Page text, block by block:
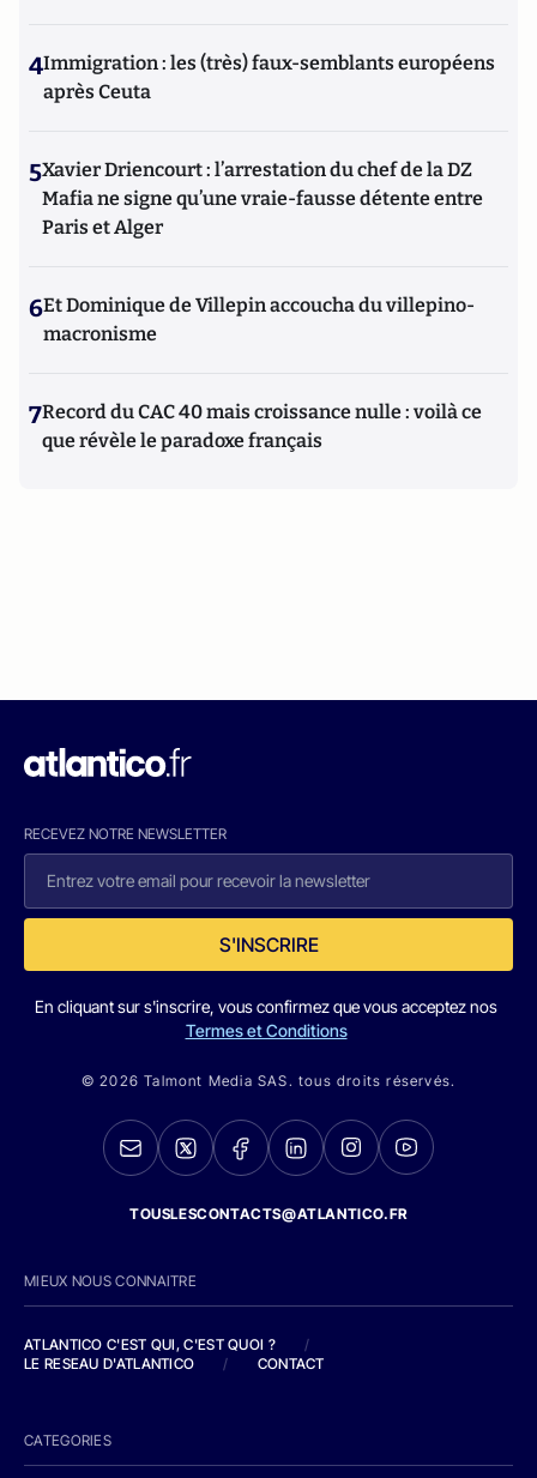
4Immigration : les (très) faux-semblants européens
après Ceuta
5Xavier Driencourt : l’arrestation du chef de la DZ
Mafia ne signe qu’une vraie-fausse détente entre
Paris et Alger
6Et Dominique de Villepin accoucha du villepino-
macronisme
7Record du CAC 40 mais croissance nulle : voilà ce
que révèle le paradoxe français
RECEVEZ NOTRE NEWSLETTER
S'INSCRIRE
En cliquant sur s'inscrire, vous confirmez que vous acceptez nos
Termes et Conditions
© 2026 Talmont Media SAS. tous droits réservés.
TOUSLESCONTACTS@ATLANTICO.FR
MIEUX NOUS CONNAITRE
ATLANTICO C'EST QUI, C'EST QUOI ?
/
LE RESEAU D'ATLANTICO
/ CONTACT
CATEGORIES